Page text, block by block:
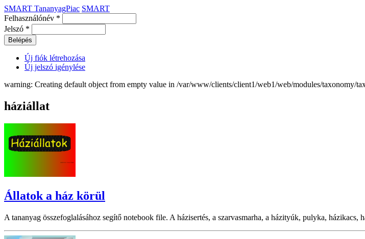
SMART TananyagPiac SMART
Felhasználónév *
Jelszó *
Új fiók létrehozása
Új jelszó igénylése
warning: Creating default object from empty value in /var/www/clients/client1/web1/web/modules/taxonomy/
háziállat
Állatok a ház körül
A tananyag összefoglalásához segítő notebook file. A házisertés, a szarvasmarha, a házityúk, pulyka, házikacs,